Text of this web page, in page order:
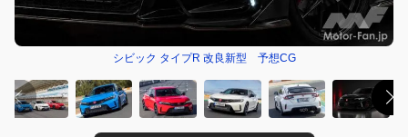
シビック タイプR 改良新型 予想CG